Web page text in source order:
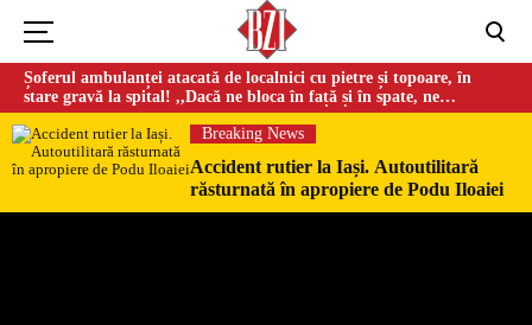
Șoferul ambulanței atacată de localnici cu pietre și topoare, în
stare gravă la spital! ,,Dacă ne bloca în față și în spate, ne
omorau…”
Breaking News
Accident rutier la Iași. Autoutilitară
răsturnată în apropiere de Podu Iloaiei